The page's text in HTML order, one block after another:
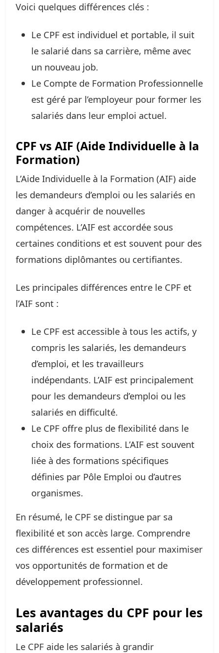
Voici quelques différences clés :
Le CPF est individuel et portable, il suit
le salarié dans sa carrière, même avec
un nouveau job.
Le Compte de Formation Professionnelle
est géré par l’employeur pour former les
salariés dans leur emploi actuel.
CPF vs AIF (Aide Individuelle à la
Formation)
L’Aide Individuelle à la Formation (AIF) aide
les demandeurs d’emploi ou les salariés en
danger à acquérir de nouvelles
compétences. L’AIF est accordée sous
certaines conditions et est souvent pour des
formations diplômantes ou certifiantes.
Les principales différences entre le CPF et
l’AIF sont :
Le CPF est accessible à tous les actifs, y
compris les salariés, les demandeurs
d’emploi, et les travailleurs
indépendants. L’AIF est principalement
pour les demandeurs d’emploi ou les
salariés en difficulté.
Le CPF offre plus de flexibilité dans le
choix des formations. L’AIF est souvent
liée à des formations spécifiques
définies par Pôle Emploi ou d’autres
organismes.
En résumé, le CPF se distingue par sa
flexibilité et son accès large. Comprendre
ces différences est essentiel pour maximiser
vos opportunités de formation et de
développement professionnel.
Les avantages du CPF pour les
salariés
Le CPF aide les salariés à grandir